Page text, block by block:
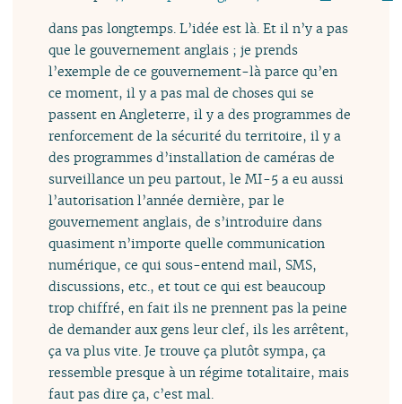
dans pas longtemps. L’idée est là. Et il n’y a pas
que le gouvernement anglais ; je prends
l’exemple de ce gouvernement-là parce qu’en
ce moment, il y a pas mal de choses qui se
passent en Angleterre, il y a des programmes de
renforcement de la sécurité du territoire, il y a
des programmes d’installation de caméras de
surveillance un peu partout, le MI-5 a eu aussi
l’autorisation l’année dernière, par le
gouvernement anglais, de s’introduire dans
quasiment n’importe quelle communication
numérique, ce qui sous-entend mail, SMS,
discussions, etc., et tout ce qui est beaucoup
trop chiffré, en fait ils ne prennent pas la peine
de demander aux gens leur clef, ils les arrêtent,
ça va plus vite. Je trouve ça plutôt sympa, ça
ressemble presque à un régime totalitaire, mais
faut pas dire ça, c’est mal.